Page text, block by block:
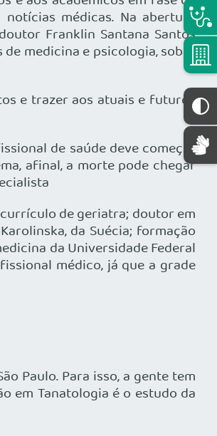
médicas. Na abertura
Franklin Santana Santos
medicina e psicologia, sobre
e trazer aos atuais e futuros
de saúde deve começar
afinal, a morte pode chegar
de geriatra; doutor em
da Suécia; formação
da Universidade Federal
médico, já que a grade
Paulo. Para isso, a gente tem
em Tanatologia é o estudo da